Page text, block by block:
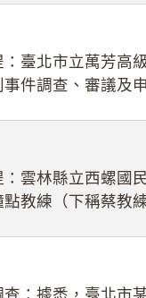
臺北市立萬芳高
件調查、審議及
雲林縣立西螺國
教練（下稱蔡教